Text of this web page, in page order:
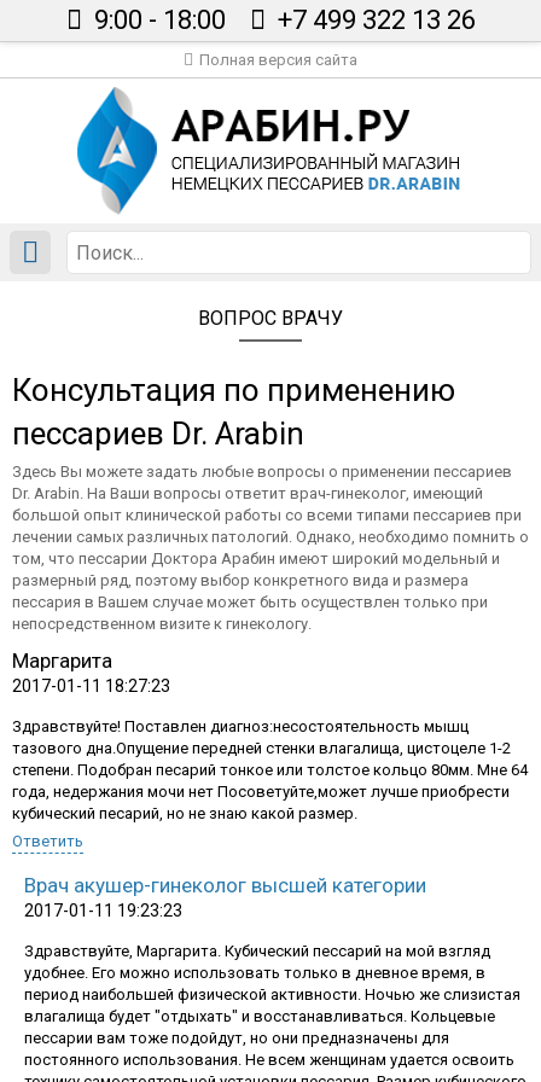
Каталог
Сертификаты
Вопрос врачу
Контакты
В корзине пусто
График работы:
пн-пт: 10.00-18.00, сб-вс: выходной
+7 499 322 13 26
Заказать обратный звонок
9:00 - 18:00 +7 499 322 13 26
Полная версия сайта
ВОПРОС ВРАЧУ
Консультация по применению
пессариев Dr. Arabin
Здесь Вы можете задать любые вопросы о применении пессариев
Dr. Arabin. На Ваши вопросы ответит врач-гинеколог, имеющий
большой опыт клинической работы со всеми типами пессариев при
лечении самых различных патологий. Однако, необходимо помнить о
том, что пессарии Доктора Арабин имеют широкий модельный и
размерный ряд, поэтому выбор конкретного вида и размера
пессария в Вашем случае может быть осуществлен только при
непосредственном визите к гинекологу.
Маргарита
2017-01-11 18:27:23
Здравствуйте! Поставлен диагноз:несостоятельность мышц
тазового дна.Опущение передней стенки влагалища, цистоцеле 1-2
степени. Подобран песарий тонкое или толстое кольцо 80мм. Мне 64
года, недержания мочи нет Посоветуйте,может лучше приобрести
кубический песарий, но не знаю какой размер.
Ответить
Врач акушер-гинеколог высшей категории
2017-01-11 19:23:23
Здравствуйте, Маргарита. Кубический пессарий на мой взгляд
удобнее. Его можно использовать только в дневное время, в
период наибольшей физической активности. Ночью же слизистая
влагалища будет "отдыхать" и восстанавливаться. Кольцевые
пессарии вам тоже подойдут, но они предназначены для
постоянного использования. Не всем женщинам удается освоить